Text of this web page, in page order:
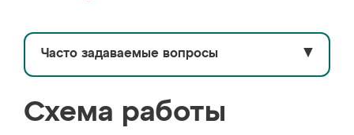
Часто задаваемые вопросы ▼
Схема работы